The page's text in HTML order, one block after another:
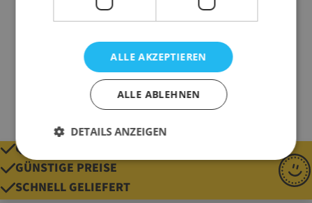
Gewicht
12 g
QUALITÄT SEIT 1920
GÜNSTIGE PREISE
SCHNELL GELIEFERT
ALLE AKZEPTIEREN
ALLE ABLEHNEN
DETAILS ANZEIGEN